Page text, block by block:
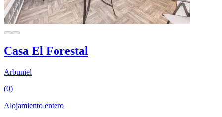
Casa El Forestal
Arbuniel
(0)
Alojamiento entero